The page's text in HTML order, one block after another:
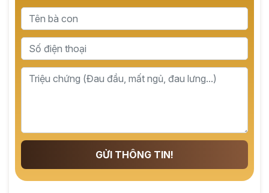
GỬI THÔNG TIN!